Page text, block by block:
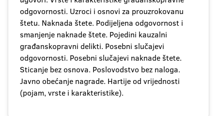
odgovornosti. Uzroci i osnovi za prouzrokovanu
štetu. Naknada štete. Podijeljena odgovornost i
smanjenje naknade štete. Pojedini kauzalni
građanskopravni delikti. Posebni slučajevi
odgovornosti. Posebni slučajevi naknade štete.
Sticanje bez osnova. Poslovodstvo bez naloga.
Javno obećanje nagrade. Hartije od vrijednosti
(pojam, vrste i karakteristike).